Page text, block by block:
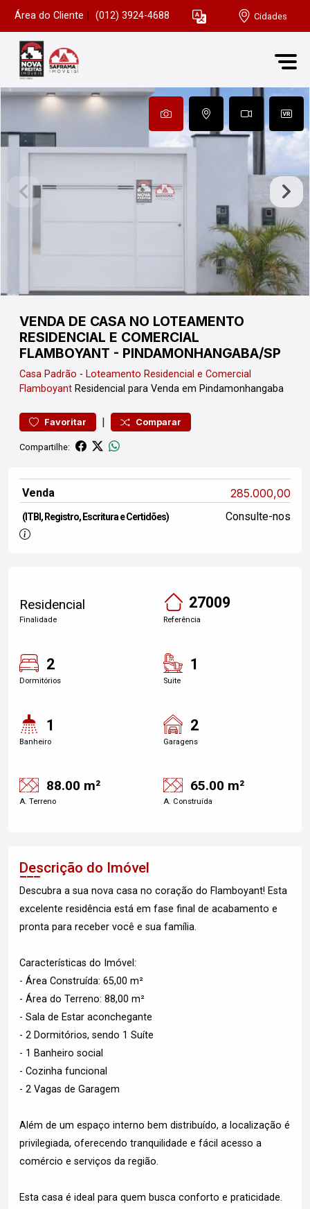
Área do Cliente (012) 3924-4688 Cidades
VENDA DE CASA NO LOTEAMENTO
RESIDENCIAL E COMERCIAL
FLAMBOYANT - PINDAMONHANGABA/SP
Casa Padrão - Loteamento Residencial e Comercial
Flamboyant Residencial para Venda em Pindamonhangaba
Favoritar | Comparar
Compartilhe:
Venda 285.000,00
(ITBI, Registro, Escritura e Certidões) Consulte-nos
Residencial
Finalidade
27009
Referência
2
Dormitórios
1
Suite
1
Banheiro
2
Garagens
88.00 m²
A. Terreno
65.00 m²
A. Construída
Descrição do Imóvel
Descubra a sua nova casa no coração do Flamboyant! Esta
excelente residência está em fase final de acabamento e
pronta para receber você e sua família.
Características do Imóvel:
- Área Construída: 65,00 m²
- Área do Terreno: 88,00 m²
- Sala de Estar aconchegante
- 2 Dormitórios, sendo 1 Suíte
- 1 Banheiro social
- Cozinha funcional
- 2 Vagas de Garagem
Além de um espaço interno bem distribuído, a localização é
privilegiada, oferecendo tranquilidade e fácil acesso a
comércio e serviços da região.
Esta casa é ideal para quem busca conforto e praticidade.